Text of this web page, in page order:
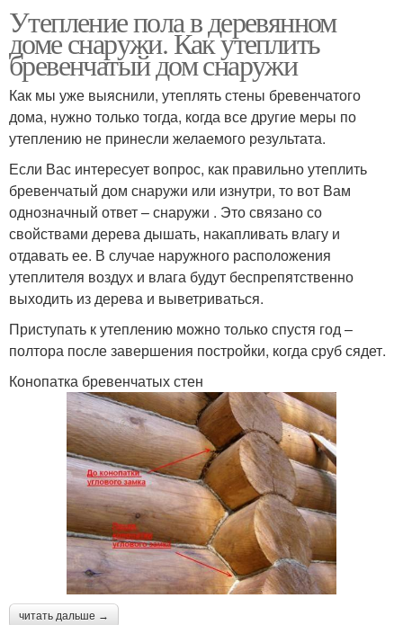
Утепление пола в деревянном
доме снаружи. Как утеплить
бревенчатый дом снаружи
Как мы уже выяснили, утеплять стены бревенчатого
дома, нужно только тогда, когда все другие меры по
утеплению не принесли желаемого результата.
Если Вас интересует вопрос, как правильно утеплить
бревенчатый дом снаружи или изнутри, то вот Вам
однозначный ответ – снаружи . Это связано со
свойствами дерева дышать, накапливать влагу и
отдавать ее. В случае наружного расположения
утеплителя воздух и влага будут беспрепятственно
выходить из дерева и выветриваться.
Приступать к утеплению можно только спустя год –
полтора после завершения постройки, когда сруб сядет.
Конопатка бревенчатых стен
читать дальше →